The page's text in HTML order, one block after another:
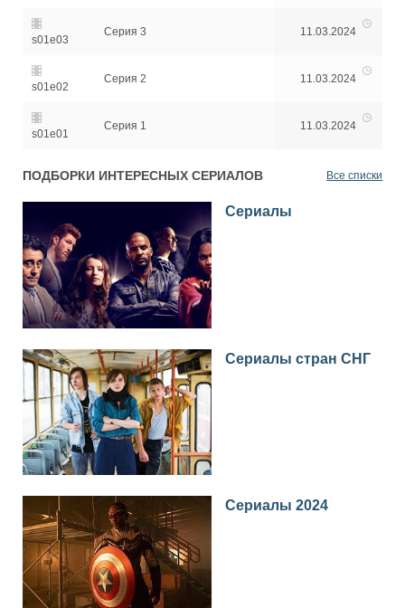
s01e03
Серия 3 11.03.2024
s01e02
Серия 2 11.03.2024
s01e01
Серия 1 11.03.2024
ПОДБОРКИ ИНТЕРЕСНЫХ СЕРИАЛОВ Все списки
Сериалы
Сериалы стран СНГ
Сериалы 2024